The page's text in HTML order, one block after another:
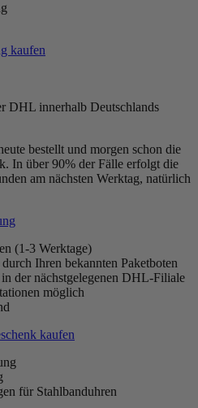
kaufen
DHL innerhalb Deutschlands
bestellt und morgen schon die
In über 90% der Fälle erfolgt die
am nächsten Werktag, natürlich
(1-3 Werktage)
Ihren bekannten Paketboten
der nächstgelegenen DHL-Filiale
möglich
kaufen
für Stahlbanduhren